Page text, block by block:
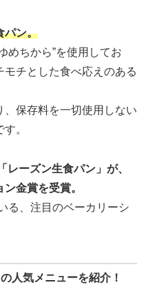
パン。
めちから”を使用してお
モチとした食べ応えのある
、保存料を一切使用しない
。
レーズン生食パン」が、
金賞を受賞。
る、注目のベーカリーシ
人気メニューを紹介！